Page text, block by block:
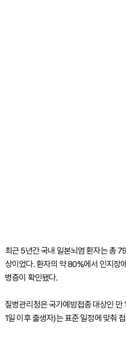
최근 5년간 국내 일본뇌염 환자는 총
상이었다. 환자의 약 80%에서 인지장
병증이 확인됐다.
질병관리청은 국가예방접종 대상인 만
1일 이후 출생자)는 표준 일정에 맞춰